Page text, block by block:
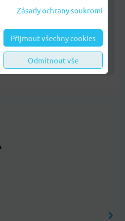
Zásady ochrany soukromí
Přijmout všechny cookies
Odmítnout vše